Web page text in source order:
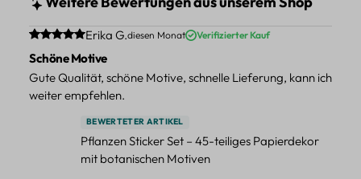
Durchschnittliche Bewertung von 5 von 5 Sternen
Erika G.diesen Monat Verifizierter Kauf
Schöne Motive
Gute Qualität, schöne Motive, schnelle Lieferung, kann ich
weiter empfehlen.
BEWERTETER ARTIKEL
Pflanzen Sticker Set – 45-teiliges Papierdekor
mit botanischen Motiven